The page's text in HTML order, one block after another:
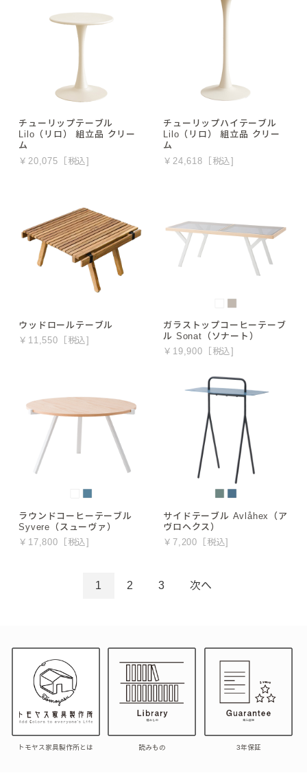
チューリップテーブル
Lilo（リロ） 組立品 クリー
ム
￥20,075［税込]
チューリップハイテーブル
Lilo（リロ） 組立品 クリー
ム
￥24,618［税込]
ウッドロールテーブル
￥11,550［税込]
ガラストップコーヒーテーブ
ル Sonat（ソナート）
￥19,900［税込]
ラウンドコーヒーテーブル
Syvere（スューヴァ）
￥17,800［税込]
サイドテーブル Avlåhex（ア
ヴロヘクス）
￥7,200［税込]
1 2 3 次へ
トモヤス家具製作所とは 読みもの 3年保証